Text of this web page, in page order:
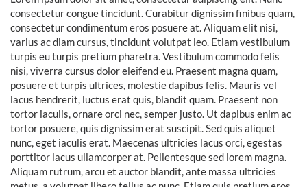
consectetur congue tincidunt. Curabitur dignissim finibus quam,
consectetur condimentum eros posuere at. Aliquam elit nisi,
varius ac diam cursus, tincidunt volutpat leo. Etiam vestibulum
turpis eu turpis pretium pharetra. Vestibulum commodo felis
nisi, viverra cursus dolor eleifend eu. Praesent magna quam,
posuere et turpis ultrices, molestie dapibus felis. Mauris vel
lacus hendrerit, luctus erat quis, blandit quam. Praesent non
tortor iaculis, ornare orci nec, semper justo. Ut dapibus enim ac
tortor posuere, quis dignissim erat suscipit. Sed quis aliquet
nunc, eget iaculis erat. Maecenas ultricies lacus orci, egestas
porttitor lacus ullamcorper at. Pellentesque sed lorem magna.
Aliquam rutrum, arcu et auctor blandit, ante massa ultricies